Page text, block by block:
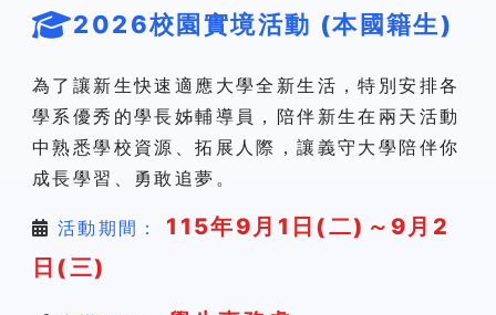
2026校園實境活動 (本國籍生)
為了讓新生快速適應大學全新生活，特別安排各
學系優秀的學長姊輔導員，陪伴新生在兩天活動
中熟悉學校資源、拓展人際，讓義守大學陪伴你
成長學習、勇敢追夢。
活動期間：
115年9月1日(二)～9月2
日(三)